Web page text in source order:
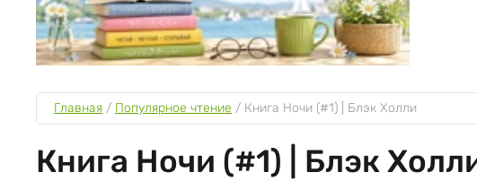
Главная / Популярное чтение / Книга Ночи (#1) | Блэк Холли
Книга Ночи (#1) | Блэк